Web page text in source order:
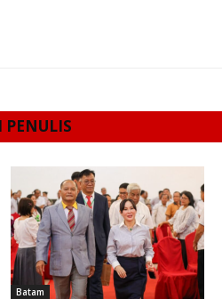
PENULIS
Batam